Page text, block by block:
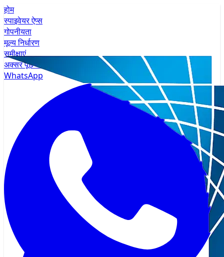
होम
स्पाइवेयर ऐप्स
गोपनीयता
मूल्य निर्धारण
समीक्षाएं
अक्सर पूछे जाने वाले प्रश्न
WhatsApp